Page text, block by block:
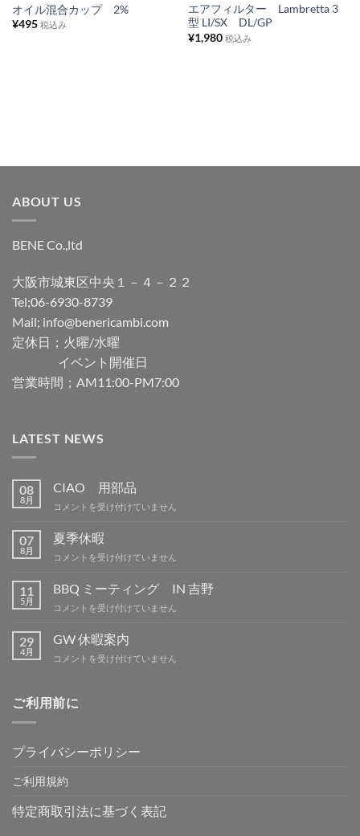
オイル混合カップ 2%
¥495 税込み
ス
エアフィルター Lambretta 3
型 LI/SX DL/GP
¥1,980 税込み
ABOUT US
BENE Co.,ltd
大阪市城東区中央１－４－２２
Tel;06-6930-8739
Mail; info@benericambi.com
定休日；火曜/水曜
イベント開催日
営業時間；AM11:00-PM7:00
LATEST NEWS
08
8月
CIAO 用部品
CIAO
部
品
は
コメントを受け付けていません
07
8月
夏季休暇
夏
休
は
コメントを受け付けていません
11
5月
BBQ ミーティング IN 吉野
BBQ
ー
ィ
IN
コメントを受け付けていません
29
4月
GW 休暇案内
GW
案
内
コメントを受け付けていません
ご利用前に
プライバシーポリシー
ご利用規約
特定商取引法に基づく表記